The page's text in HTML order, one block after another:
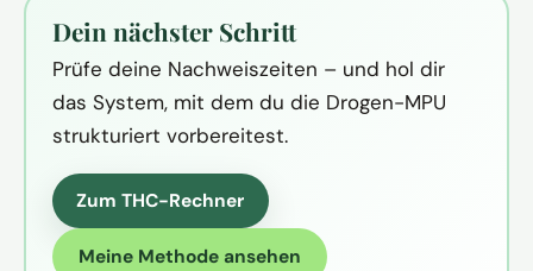
Dein nächster Schritt
Prüfe deine Nachweiszeiten – und hol dir
das System, mit dem du die Drogen-MPU
strukturiert vorbereitest.
Zum THC-Rechner
Meine Methode ansehen